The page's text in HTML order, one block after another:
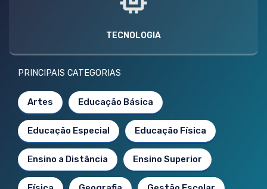
TECNOLOGIA
PRINCIPAIS CATEGORIAS
Artes Educação Básica
Educação Especial Educação Física
Ensino a Distância Ensino Superior